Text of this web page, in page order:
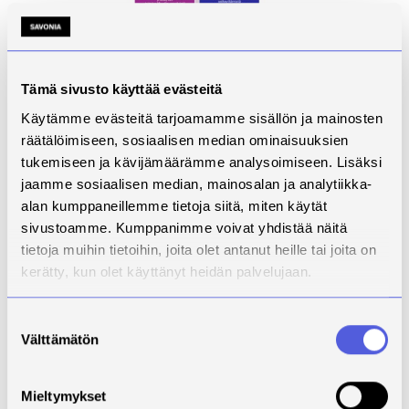
Tämä sivusto käyttää evästeitä
Käytämme evästeitä tarjoamamme sisällön ja mainosten
räätälöimiseen, sosiaalisen median ominaisuuksien
tukemiseen ja kävijämäärämme analysoimiseen. Lisäksi
jaamme sosiaalisen median, mainosalan ja analytiikka-
alan kumppaneillemme tietoja siitä, miten käytät
sivustoamme. Kumppanimme voivat yhdistää näitä
tietoja muihin tietoihin, joita olet antanut heille tai joita on
kerätty, kun olet käyttänyt heidän palvelujaan.
valinta
Välttämätön
Mieltymykset
Kuva 2. Kyselyn tulosten SWOT-analyysi (n=25)
Monialaisessa pilotissa työelämäyhteistyö lisäsi
opinnäytetöiden relevanssia ja sovellettavuutta.
Samalla monialaisuus toi esiin viestintään, rooleihin ja
arviointiin liittyviä haasteita, joita on tunnistettu myös
kansainvälisessä tutkimuksessa (Rana ym., 2025;
Sharma 2025).
Pohdinta ja